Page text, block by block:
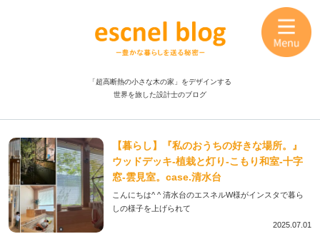
「超高断熱の小さな木の家」をデザインする
世界を旅した設計士のブログ
【暮らし】『私のおうちの好きな場所。』
ウッドデッキ-植栽と灯り-こもり和室-十字
窓-雲見室。case.清水台
こんにちは^ ^ 清水台のエスネルW様がインスタで暮ら
しの様子を上げられて
2025.07.01